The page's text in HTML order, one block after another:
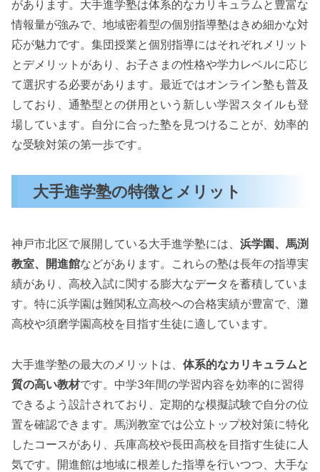
があります。大手進学塾は体系的なカリキュラムと豊富な
情報量が強みで、地域密着型の個別指導塾はきめ細かな対
応が魅力です。集団授業と個別指導にはそれぞれメリット
とデメリットがあり、お子さまの性格や学力レベルに応じ
て選択する必要があります。最近ではオンライン塾も普及
しており、通塾型との併用という新しい学習スタイルも登
場しています。自分に合った塾を見つけることが、効率的
な受験対策の第一歩です。
大手進学塾の特徴とメリット
神戸市北区で展開している大手進学塾には、 浜学園、馬渕
教室、開進館などがあります。これらの塾は長年の指導実
績があり、高校入試に関する膨大なデータを蓄積していま
す。特に浜学園は難関私立高校への合格実績が豊富で、灘
高校や須磨学園高校を目指す生徒に適しています。
大手進学塾の最大のメリットは、 体系的なカリキュラムと
質の高い教材です。中学3年間の学習内容を効率的に習得
できるよう設計されており、定期的な模擬試験で自分の位
置を確認できます。馬渕教室では公立トップ校対策に特化
したコースがあり、兵庫高校や長田高校を目指す生徒に人
気です。開進館は地域に根差した指導を行いつつ、大手な